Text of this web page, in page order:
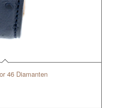
46 Diamanten